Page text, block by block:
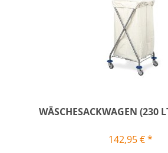
WÄSCHESACKWAGEN (230
142,95 € *